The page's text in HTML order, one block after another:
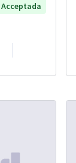
Acceptada